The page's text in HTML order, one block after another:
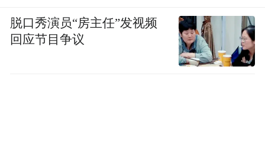
脱口秀演员“房主任”发视频
回应节目争议